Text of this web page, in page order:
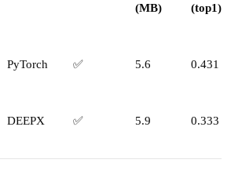
(MB)
(top1)
PyTorch ✅ 5.6 0.431
DEEPX ✅ 5.9 0.333